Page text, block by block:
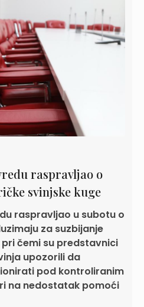
raspravljao o
svinjske kuge
raspravljao u subotu o
za suzbijanje
čemi su predstavnici
upozorili da
pod kontroliranim
na nedostatak pomoći